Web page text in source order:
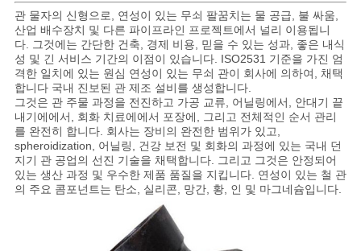
스
경
우
사
이
관 물자의 신형으로, 연성이 있는 무쇠 팔꿈치는 물 공급, 불 싸움,
산업 배수장치 및 다른 파이프라인 프로젝트에서 널리 이용됩니
다. 그것에는 간단한 건축, 경제 비용, 믿을 수 있는 성과, 좋은 내식
성 및 긴 서비스 기간의 이점이 있습니다. ISO2531 기준을 가진 엄
격한 일치에 있는 원심 연성이 있는 무쇠 관이 회사에 의하여, 채택
합니다 국내 진보된 관 제조 설비를 생성합니다.
그것은 관 주물 과정을 전진하고 가공 교류, 어닐링에서, 안대기 끝
내기에에서, 회화 치료에에서 포장에, 그리고 전체적인 순서 관리
를 완전히 합니다. 회사는 장비의 완전한 범위가 있고,
spheroidization, 어닐링, 건강 보전 및 회화의 과정에 있는 국내 던
지기 관 공업의 선진 기술을 채택합니다. 그리고 그것은 안정되어
있는 생산 과정 및 우수한 제품 품질을 지킵니다. 연성이 있는 철 관
의 주요 콤포넌트는 탄소, 실리콘, 망간, 황, 인 및 마그네슘입니다.